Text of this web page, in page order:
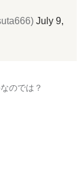
July 9,
のでは？